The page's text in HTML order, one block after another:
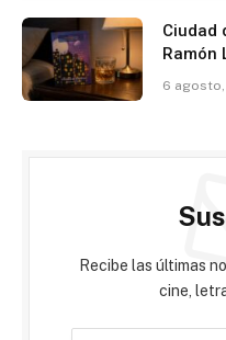
Ciudad
Ramón
6
Recibe las últimas
cine,